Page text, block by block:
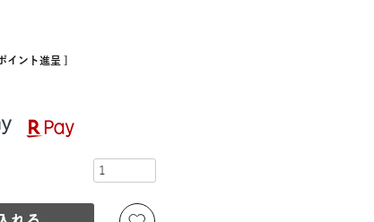
イント進呈 ]